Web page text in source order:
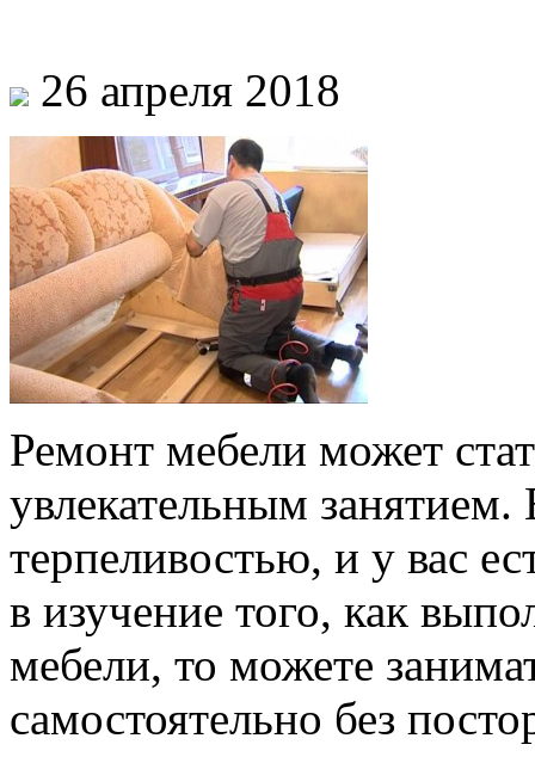
26 апреля 2018
Ремонт мебели может
увлекательным занятием.
терпеливостью, и у вас
в изучение того, как
мебели, то можете
самостоятельно без